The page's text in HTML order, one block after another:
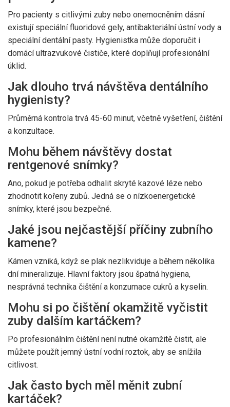
Pro pacienty s citlivými zuby nebo onemocněním dásní
existují speciální fluoridové gely, antibakteriální ústní vody a
speciální dentální pasty. Hygienistka může doporučit i
domácí ultrazvukové čističe, které doplňují profesionální
úklid.
Jak dlouho trvá návštěva dentálního
hygienisty?
Průměrná kontrola trvá 45-60 minut, včetně vyšetření, čištění
a konzultace.
Mohu během návštěvy dostat
rentgenové snímky?
Ano, pokud je potřeba odhalit skryté kazové léze nebo
zhodnotit kořeny zubů. Jedná se o nízkoenergetické
snímky, které jsou bezpečné.
Jaké jsou nejčastější příčiny zubního
kamene?
Kámen vzniká, když se plak nezlikviduje a během několika
dní mineralizuje. Hlavní faktory jsou špatná hygiena,
nesprávná technika čištění a konzumace cukrů a kyselin.
Mohu si po čištění okamžitě vyčistit
zuby dalším kartáčkem?
Po profesionálním čištění není nutné okamžitě čistit, ale
můžete použít jemný ústní vodní roztok, aby se snížila
citlivost.
Jak často bych měl měnit zubní
kartáček?